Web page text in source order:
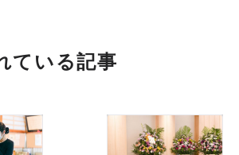
ている記事